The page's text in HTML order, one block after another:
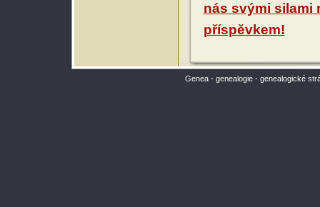
nás svými silami
příspěvkem!
Genea - genealogie - genealogické